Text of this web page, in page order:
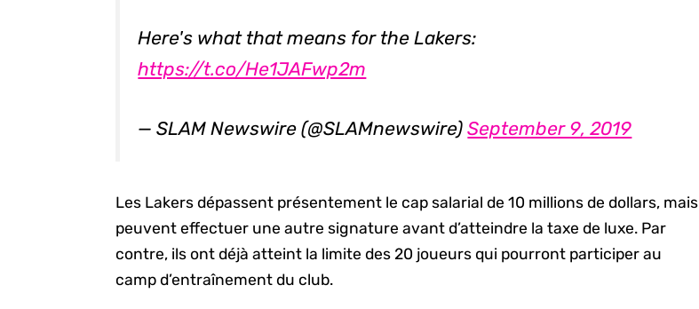
Here's what that means for the Lakers:
https://t.co/He1JAFwp2m
— SLAM Newswire (@SLAMnewswire)September 9, 2019
Les Lakers dépassent présentement le cap salarial de 10 millions de dollars, mais
peuvent effectuer une autre signature avant d’atteindre la taxe de luxe. Par
contre, ils ont déjà atteint la limite des 20 joueurs qui pourront participer au
camp d’entraînement du club.